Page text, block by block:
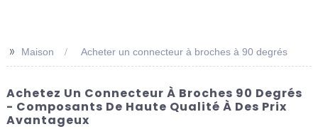
>> Maison Acheter un connecteur à broches à 90 degrés
Achetez Un Connecteur À Broches 90 Degrés
- Composants De Haute Qualité À Des Prix
Avantageux